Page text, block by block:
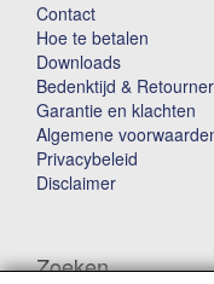
Contact
Hoe te betalen
Downloads
Bedenktijd &
Garantie en klachten
Algemene
Privacybeleid
Disclaimer
Zoeken